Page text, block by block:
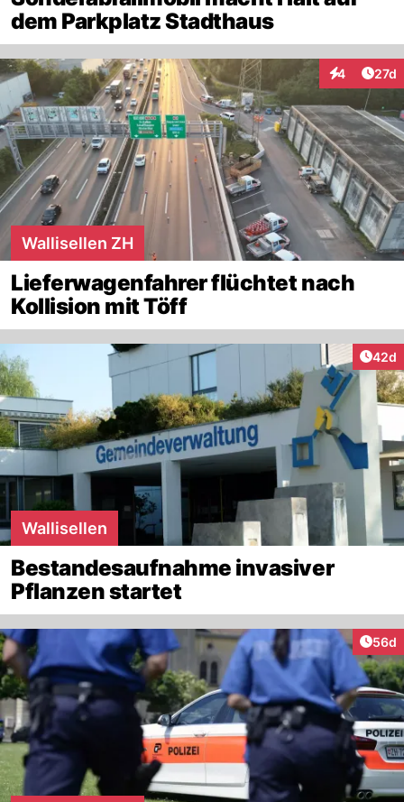
dem Parkplatz Stadthaus
4
Interaktionen
27d
Wallisellen ZH
Lieferwagenfahrer flüchtet nach
Kollision mit Töff
42d
Wallisellen
Bestandesaufnahme invasiver
Pflanzen startet
56d